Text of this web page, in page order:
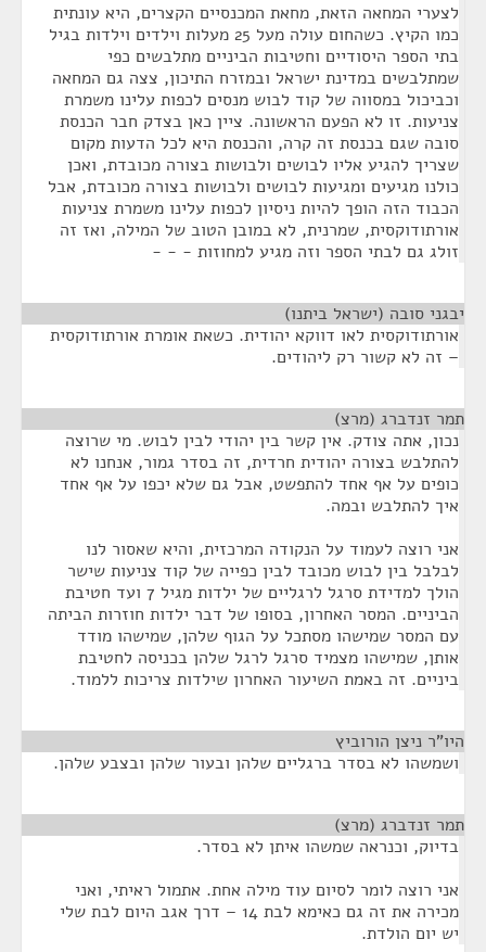
לצערי המחאה הזאת, מחאת המכנסיים הקצרים, היא עונתית
כמו הקיץ. כשהחום עולה מעל 25 מעלות וילדים וילדות בגיל
בתי הספר היסודיים וחטיבות הביניים מתלבשים כפי
שמתלבשים במדינת ישראל ובמזרח התיכון, צצה גם המחאה
וכביכול במסווה של קוד לבוש מנסים לכפות עלינו משמרת
צניעות. זו לא הפעם הראשונה. ציין כאן בצדק חבר הכנסת
סובה שגם בכנסת זה קרה, והכנסת היא לכל הדעות מקום
שצריך להגיע אליו לבושים ולבושות בצורה מכובדת, ואכן
כולנו מגיעים ומגיעות לבושים ולבושות בצורה מכובדת, אבל
הכבוד הזה הופך להיות ניסיון לכפות עלינו משמרת צניעות
אורתודוקסית, שמרנית, לא במובן הטוב של המילה, ואז זה
זולג גם לבתי הספר וזה מגיע למחוזות - - -
יבגני סובה (ישראל ביתנו)
אורתודוקסית לאו דווקא יהודית. כשאת אומרת אורתודוקסית
– זה לא קשור רק ליהודים.
תמר זנדברג (מרצ)
נכון, אתה צודק. אין קשר בין יהודי לבין לבוש. מי שרוצה
להתלבש בצורה יהודית חרדית, זה בסדר גמור, אנחנו לא
כופים על אף אחד להתפשט, אבל גם שלא יכפו על אף אחד
איך להתלבש ובמה.
אני רוצה לעמוד על הנקודה המרכזית, והיא שאסור לנו
לבלבל בין לבוש מכובד לבין כפייה של קוד צניעות שישר
הולך למדידת סרגל לרגליים של ילדות מגיל 7 ועד חטיבת
הביניים. המסר האחרון, בסופו של דבר ילדות חוזרות הביתה
עם המסר שמישהו מסתכל על הגוף שלהן, שמישהו מודד
אותן, שמישהו מצמיד סרגל לרגל שלהן בכניסה לחטיבת
ביניים. זה באמת השיעור האחרון שילדות צריכות ללמוד.
היו"ר ניצן הורוביץ
ושמשהו לא בסדר ברגליים שלהן ובעור שלהן ובצבע שלהן.
תמר זנדברג (מרצ)
בדיוק, וכנראה שמשהו איתן לא בסדר.
אני רוצה לומר לסיום עוד מילה אחת. אתמול ראיתי, ואני
מכירה את זה גם כאימא לבת 14 – דרך אגב היום לבת שלי
יש יום הולדת.